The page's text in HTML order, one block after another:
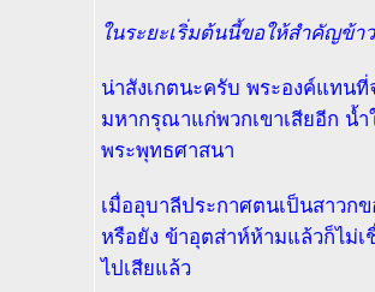
ในระยะเริ่มต้นนี้ขอให้สำคัญข้า
น่าสังเกตนะครับ พระองค์แทน
มหากรุณาแก่พวกเขาเสียอีก น้
พระพุทธศาสนา
เมื่ออุบาลีประกาศตนเป็นสาวก
หรือยัง ข้าอุตส่าห์ห้ามแล้วก็ไม่เ
ไปเสียแล้ว